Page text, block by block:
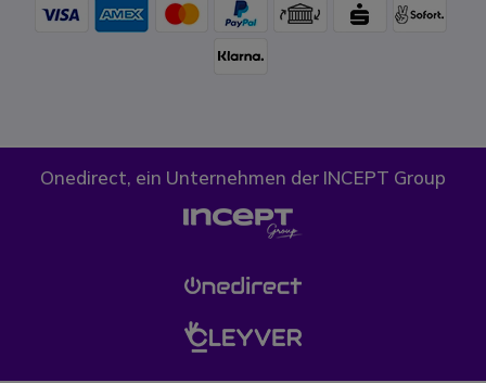
Onedirect, ein Unternehmen der INCEPT Group